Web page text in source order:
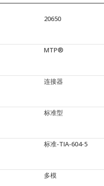
20650
MTP®
连接器
标准型
标准-TIA-604-5
多模